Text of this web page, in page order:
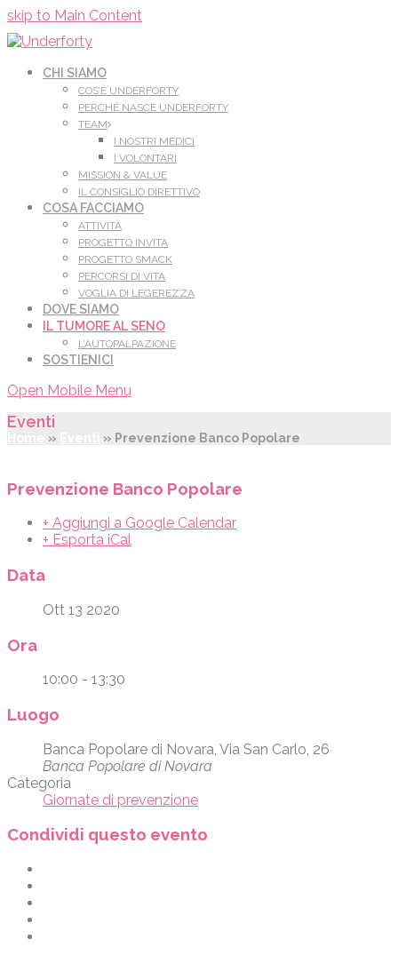
skip to Main Content
CHI SIAMO
COS’È UNDERFORTY
PERCHÈ NASCE UNDERFORTY
TEAM
I NOSTRI MEDICI
I VOLONTARI
MISSION & VALUE
IL CONSIGLIO DIRETTIVO
COSA FACCIAMO
ATTIVITÀ
PROGETTO INVITA
PROGETTO SMACK
PERCORSI DI VITA
VOGLIA DI LEGEREZZA
DOVE SIAMO
IL TUMORE AL SENO
L’AUTOPALPAZIONE
SOSTIENICI
Open Mobile Menu
Eventi
» » Prevenzione Banco Popolare
Prevenzione Banco Popolare
+ Aggiungi a Google Calendar
+ Esporta iCal
Data
Ott 13 2020
Ora
10:00 - 13:30
Luogo
Banca Popolare di Novara, Via San Carlo, 26
Banca Popolare di Novara
Categoria
Giornate di prevenzione
Condividi questo evento